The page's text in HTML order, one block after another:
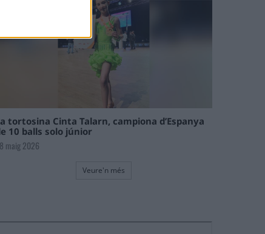
tortosina Cinta Talarn, campiona d’Espanya
10 balls solo júnior
maig 2026
Veure'n més